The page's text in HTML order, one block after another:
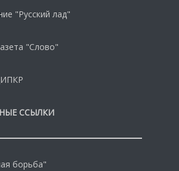
"Русский лад"
"Слово"
ССЫЛКИ
борьба"